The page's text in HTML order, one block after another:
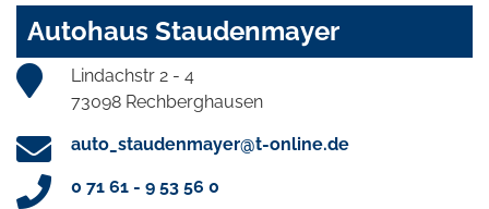
Autohaus Staudenmayer
Lindachstr 2 - 4
73098 Rechberghausen
auto_staudenmayer@t-online.de
0 71 61 - 9 53 56 0